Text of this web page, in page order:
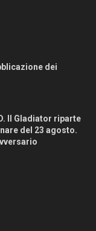
dei
D. Il Gladiator riparte
del 23 agosto.